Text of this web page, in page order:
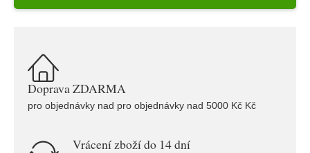
Doprava ZDARMA
pro objednávky nad pro objednávky nad 5000 Kč Kč
Vrácení zboží do 14 dní